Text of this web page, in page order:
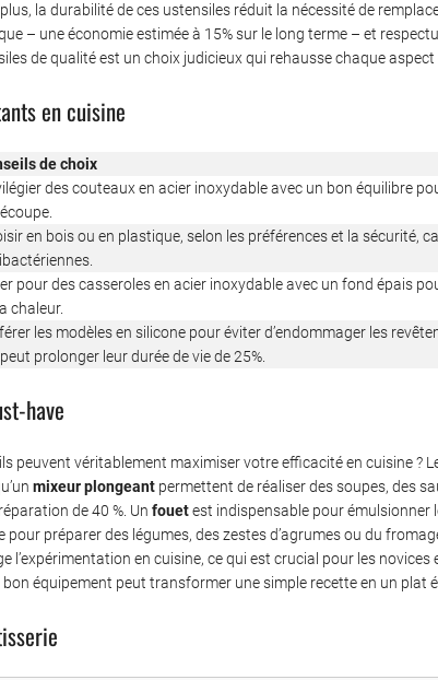
la durabilité de ces ustensiles réduit la nécessité de
– une économie estimée à 15% sur le long terme – et
de qualité est un choix judicieux qui rehausse chaque aspect
en cuisine
de choix
des couteaux en acier inoxydable avec un bon équilibre
en bois ou en plastique, selon les préférences et la sécurité,
pour des casseroles en acier inoxydable avec un fond épais
chaleur.
les modèles en silicone pour éviter d’endommager les
prolonger leur durée de vie de 25%.
have
peuvent véritablement maximiser votre efficacité en cuisine ?
mixeur plongeant permettent de réaliser des soupes, des
de 40 %. Un fouetest indispensable pour émulsionner
pour préparer des légumes, des zestes d’agrumes ou du
l’expérimentation en cuisine, ce qui est crucial pour les novices
équipement peut transformer une simple recette en un plat